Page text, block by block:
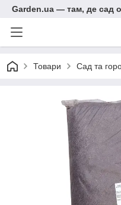
Garden.ua — там, де сад
Товари Сад та